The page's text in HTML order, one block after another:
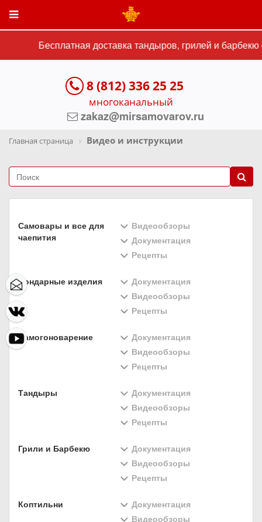
Бесплатная доставка тандыров, грилей и
8 (812) 336 25 25
многоканальный
zakaz@mirsamovarov.ru
Главная страница Видео и инструкции
Самовары и все для
чаепития
Видеообзоры
Документация
Рецепты
Бондарные изделия
Документация
Видеообзоры
Рецепты
Самогоноварение
Документация
Видеообзоры
Рецепты
Тандыры
Документация
Видеообзоры
Рецепты
Грили и Барбекю
Документация
Видеообзоры
Рецепты
Коптильни
Документация
Видеообзоры